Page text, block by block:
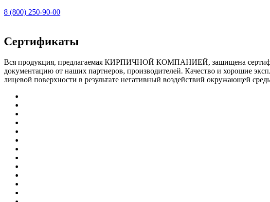
8 (800) 250-90-00
Сертификаты
Вся продукция, предлагаемая КИРПИЧНОЙ КОМПАНИЕЙ, защищена
документацию от наших партнеров, производителей. Качество и хорошие
лицевой поверхности в результате негативный воздействий окружающей